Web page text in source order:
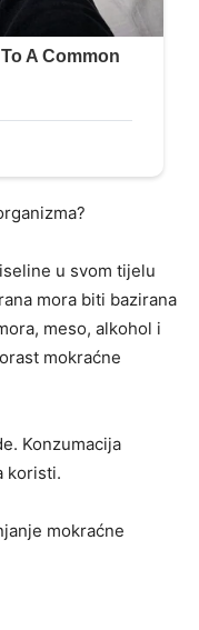
u svom tijelu
mora biti bazirana
meso, alkohol i
mokraćne
Konzumacija
koristi.
mokraćne